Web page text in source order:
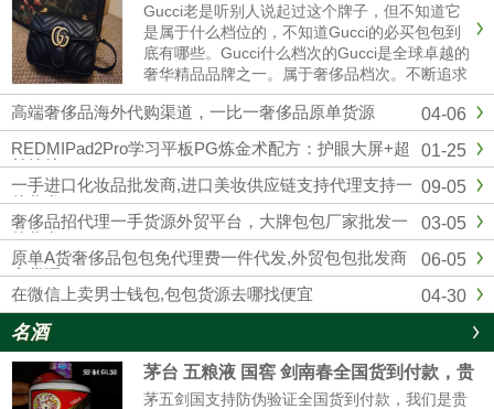
Gucci老是听别人说起过这个牌子，但不知道它
是属于什么档位的，不知道Gucci的必买包包到
底有哪些。Gucci什么档次的Gucci是全球卓越的
奢华精品品牌之一。属于奢侈品档次。不断追求
革新与卓越，以独有的现代视野重新演绎与影响
时尚演进。古驰在创作总监亚力山卓·米开理全
新视角的引......
04-06
高端奢侈品海外代购渠道，一比一奢侈品原单货源
01-25
REDMIPad2Pro学习平板PG炼金术配方：护眼大屏+超
长续航
09-05
一手进口化妆品批发商,进口美妆供应链支持代理支持一
件代发
03-05
奢侈品招代理一手货源外贸平台，大牌包包厂家批发一
件代发
06-05
原单A货奢侈品包包免代理费一件代发,外贸包包批发商
家货源
04-30
在微信上卖男士钱包,包包货源去哪找便宜
名酒
茅台 五粮液 国窖 剑南春全国货到付款，贵
州茅台全系列厂家批发
茅五剑国支持防伪验证全国货到付款，我们是贵